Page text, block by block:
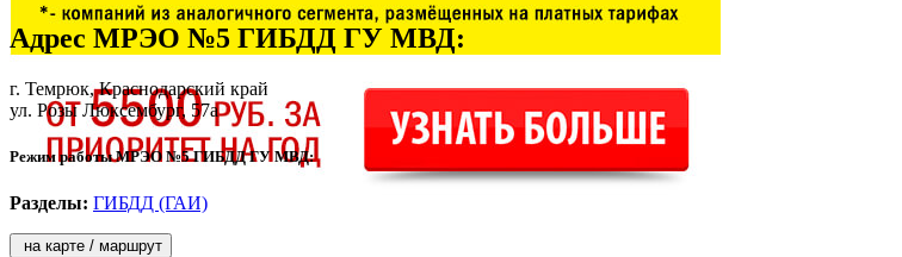
Адрес МРЭО №5 ГИБДД ГУ МВД:
г. Темрюк, Краснодарский край
ул. Розы Люксембург, 57а
Режим работы МРЭО №5 ГИБДД ГУ МВД:
Разделы: ГИБДД (ГАИ)
на карте / маршрут